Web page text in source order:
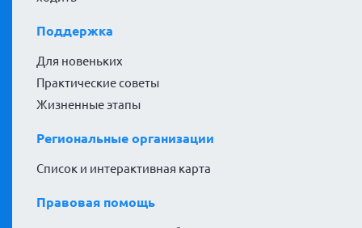
Поддержка
Для новеньких
Практические советы
Жизненные этапы
Региональные организации
Список и интерактивная карта
Правовая помощь